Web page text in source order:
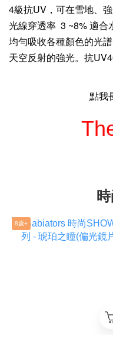
4級抗UV，可在雪地、
光線穿透率 3 ~8% 適合
均勻吸收各種顏色的光
天空反射的強光。抗
點我
8歲+